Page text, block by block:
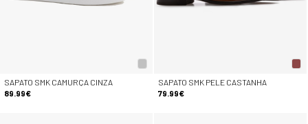
SAPATO SMK CAMURÇA CINZA
89.99€
SAPATO SMK PELE CASTANHA
79.99€